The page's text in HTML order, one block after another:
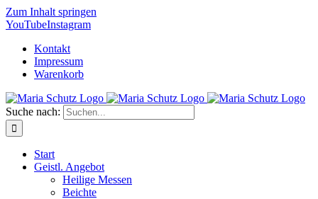
Zum Inhalt springen
YouTubeInstagram
Kontakt
Impressum
Warenkorb
Suche nach:
Start
Geistl. Angebot
Heilige Messen
Beichte